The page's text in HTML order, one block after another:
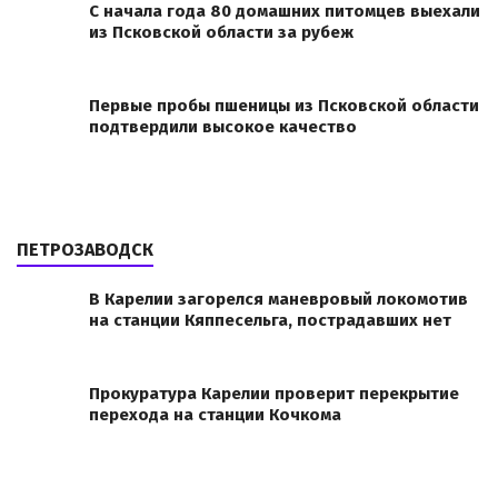
С начала года 80 домашних питомцев выехали
из Псковской области за рубеж
Первые пробы пшеницы из Псковской области
подтвердили высокое качество
ПЕТРОЗАВОДСК
В Карелии загорелся маневровый локомотив
на станции Кяппесельга, пострадавших нет
Прокуратура Карелии проверит перекрытие
перехода на станции Кочкома